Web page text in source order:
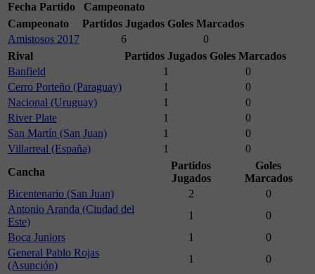
Fecha Partido
Campeonato
Campeonato
Partidos Jugados Goles Marcados
Amistosos 2017
6
0
Rival
Partidos Jugados Goles Marcados
Banfield
1
0
Cerro Porteño (Paraguay)
1
0
Nacional (Uruguay)
1
0
River Plate
1
0
San Martín (San Juan)
1
0
Villarreal (España)
1
0
Cancha
Partidos
Jugados
Goles
Marcados
Bicentenario (San Juan)
2
0
Antonio Aranda (Ciudad del
Este)
1
0
Boca Juniors
1
0
General Pablo Rojas
(Asunción)
1
0